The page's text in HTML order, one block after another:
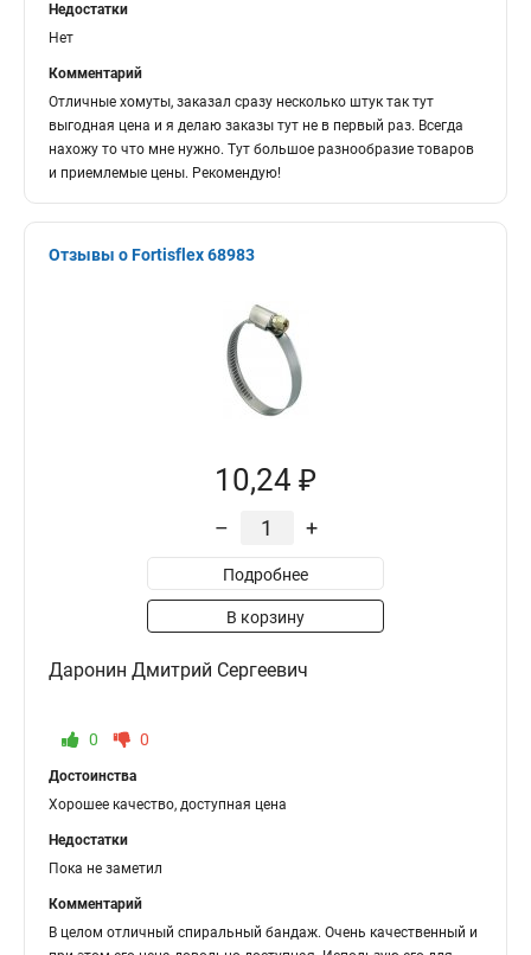
Недостатки
Нет
Комментарий
Отличные хомуты, заказал сразу несколько штук так тут
выгодная цена и я делаю заказы тут не в первый раз. Всегда
нахожу то что мне нужно. Тут большое разнообразие товаров
и приемлемые цены. Рекомендую!
Отзывы о Fortisflex 68983
10,24 ₽
– +
Подробнее
В корзину
Даронин Дмитрий Сергеевич
0 0
Достоинства
Хорошее качество, доступная цена
Недостатки
Пока не заметил
Комментарий
В целом отличный спиральный бандаж. Очень качественный и